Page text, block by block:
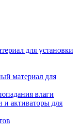
для установки
материал для
влаги
и активаторы для